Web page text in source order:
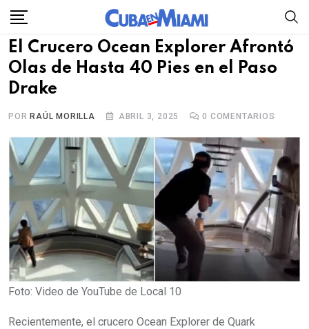
Skip
content
El Crucero Ocean Explorer Afrontó
Olas de Hasta 40 Pies en el Paso
Drake
POR RAÚL MORILLA ABRIL 3, 2025 0 COMENTARIOS
Foto: Video de YouTube de Local 10
Recientemente, el crucero Ocean Explorer de Quark